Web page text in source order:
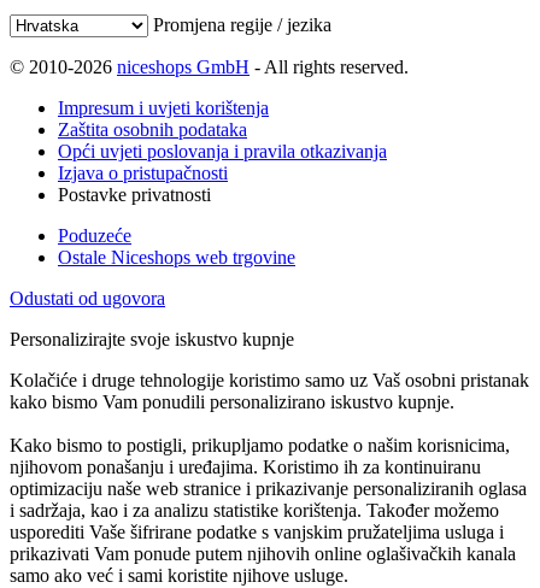
Promjena regije / jezika
© 2010-2026 niceshops GmbH - All rights reserved.
Impresum i uvjeti korištenja
Zaštita osobnih podataka
Opći uvjeti poslovanja i pravila otkazivanja
Izjava o pristupačnosti
Postavke privatnosti
Poduzeće
Ostale Niceshops web trgovine
Odustati od ugovora
Personalizirajte svoje iskustvo kupnje
Kolačiće i druge tehnologije koristimo samo uz Vaš osobni pristanak
kako bismo Vam ponudili personalizirano iskustvo kupnje.
Kako bismo to postigli, prikupljamo podatke o našim korisnicima,
njihovom ponašanju i uređajima. Koristimo ih za kontinuiranu
optimizaciju naše web stranice i prikazivanje personaliziranih oglasa
i sadržaja, kao i za analizu statistike korištenja. Također možemo
usporediti Vaše šifrirane podatke s vanjskim pružateljima usluga i
prikazivati Vam ponude putem njihovih online oglašivačkih kanala
samo ako već i sami koristite njihove usluge.